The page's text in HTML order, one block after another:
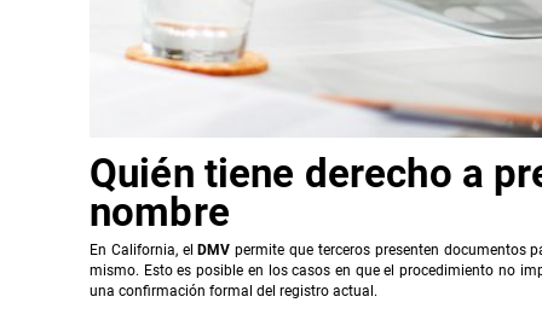
Quién tiene derecho a
nombre
En California, elDMVpermite que terceros presenten documentos
mismo. Esto es posible en los casos en que el procedimiento no
una confirmación formal del registro actual.